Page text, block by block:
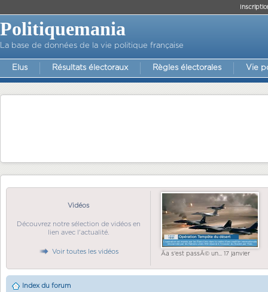
Politiquemania
La base de données de la vie politique française
Elus Résultats électoraux Règles électorales Vie
Vidéos
Découvrez notre sélection de vidéos en
lien avec l'actualité.
Voir toutes les vidéos Ãa s'est passÃ© un... 17 janvier
Index du forum